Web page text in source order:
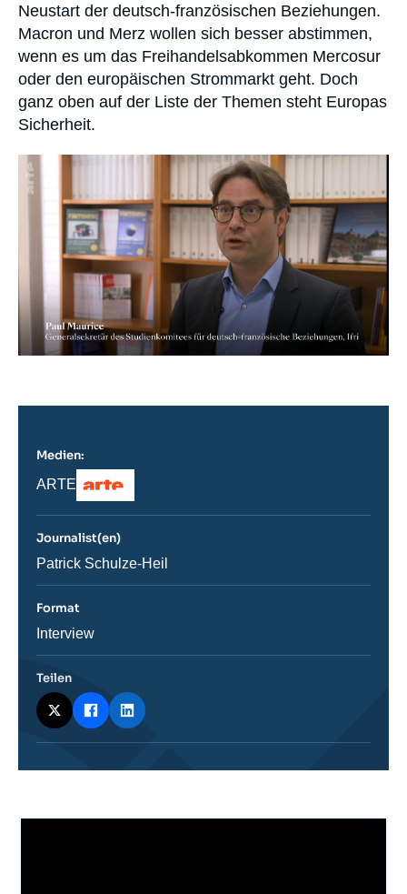
Neustart der deutsch-französischen Beziehungen.
Macron und Merz wollen sich besser abstimmen,
wenn es um das Freihandelsabkommen Mercosur
oder den europäischen Strommarkt geht. Doch
ganz oben auf der Liste der Themen steht Europas
Sicherheit.
Image
principale
médiatique
Medien:
Nom
journal,
ou
émission
ARTE
Logo
Journalist(en)
Journaliste
Patrick Schulze-Heil
Format
Catégorie
Interview
Teilen